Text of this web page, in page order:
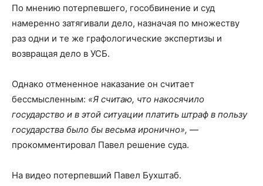
По мнению потерпевшего, гособвинение и суд
намеренно затягивали дело, назначая по множеству
раз одни и те же графологические экспертизы и
возвращая дело в УСБ.
Однако отмененное наказание он считает
бессмысленным: «Я считаю, что накосячило
государство и в этой ситуации платить штраф в пользу
государства было бы весьма иронично», —
прокомментировал Павел решение суда.
На видео потерпевший Павел Бухштаб.